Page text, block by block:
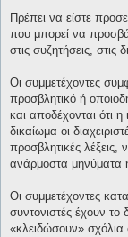
Πρέπει να είστε
που μπορεί να
στις συζητήσεις, στις
Οι συμμετέχοντες
προσβλητικό ή
και αποδέχονται ότι
δικαίωμα οι
προσβλητικές
ανάρμοστα μηνύματα
Οι συμμετέχοντες
συντονιστές έχουν
«κλειδώσουν»